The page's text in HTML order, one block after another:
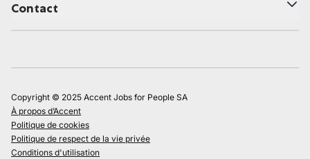
Contact
Copyright © 2025 Accent Jobs for People SA
À propos d’Accent
Politique de cookies
Politique de respect de la vie privée
Conditions d'utilisation